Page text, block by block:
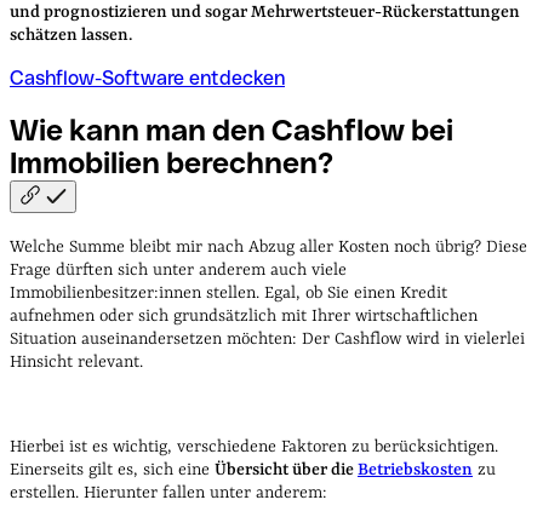
und prognostizieren und sogar Mehrwertsteuer-Rückerstattungen
schätzen lassen.
Cashflow-Software entdecken
Wie kann man den Cashflow bei
Immobilien berechnen?
Welche Summe bleibt mir nach Abzug aller Kosten noch übrig? Diese
Frage dürften sich unter anderem auch viele
Immobilienbesitzer:innen stellen. Egal, ob Sie einen Kredit
aufnehmen oder sich grundsätzlich mit Ihrer wirtschaftlichen
Situation auseinandersetzen möchten: Der Cashflow wird in vielerlei
Hinsicht relevant.
Hierbei ist es wichtig, verschiedene Faktoren zu berücksichtigen.
Einerseits gilt es, sich eine Übersicht über dieBetriebskosten zu
erstellen. Hierunter fallen unter anderem: